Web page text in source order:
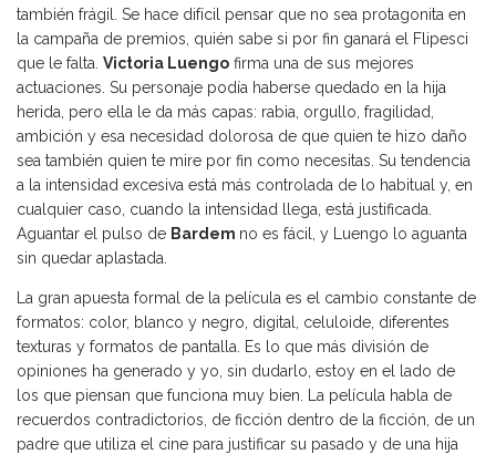
también frágil. Se hace difícil pensar que no sea protagonita en
la campaña de premios, quién sabe si por fin ganará el Flipesci
que le falta. Victoria Luengo firma una de sus mejores
actuaciones. Su personaje podía haberse quedado en la hija
herida, pero ella le da más capas: rabia, orgullo, fragilidad,
ambición y esa necesidad dolorosa de que quien te hizo daño
sea también quien te mire por fin como necesitas. Su tendencia
a la intensidad excesiva está más controlada de lo habitual y, en
cualquier caso, cuando la intensidad llega, está justificada.
Aguantar el pulso de Bardem no es fácil, y Luengo lo aguanta
sin quedar aplastada.
La gran apuesta formal de la película es el cambio constante de
formatos: color, blanco y negro, digital, celuloide, diferentes
texturas y formatos de pantalla. Es lo que más división de
opiniones ha generado y yo, sin dudarlo, estoy en el lado de
los que piensan que funciona muy bien. La película habla de
recuerdos contradictorios, de ficción dentro de la ficción, de un
padre que utiliza el cine para justificar su pasado y de una hija